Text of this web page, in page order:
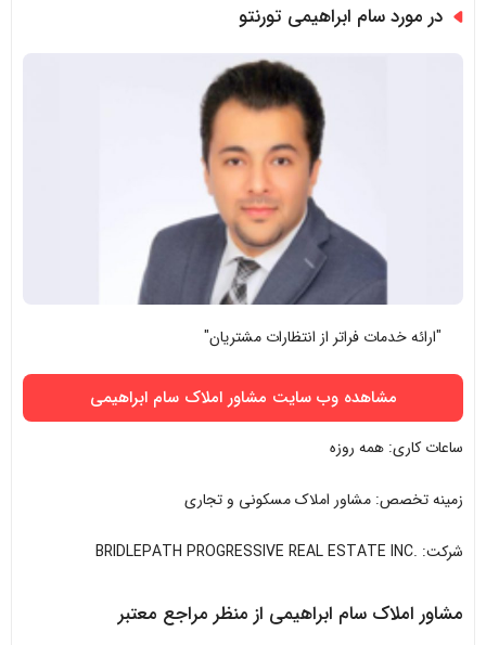
در مورد سام ابراهیمی تورنتو
"ارائه خدمات فراتر از انتظارات مشتریان"
مشاهده وب سایت مشاور املاک سام ابراهیمی
ساعات کاری: همه روزه
زمینه تخصص: مشاور املاک مسکونی و تجاری
شرکت: .BRIDLEPATH PROGRESSIVE REAL ESTATE INC
مشاور املاک سام ابراهیمی از منظر مراجع معتبر